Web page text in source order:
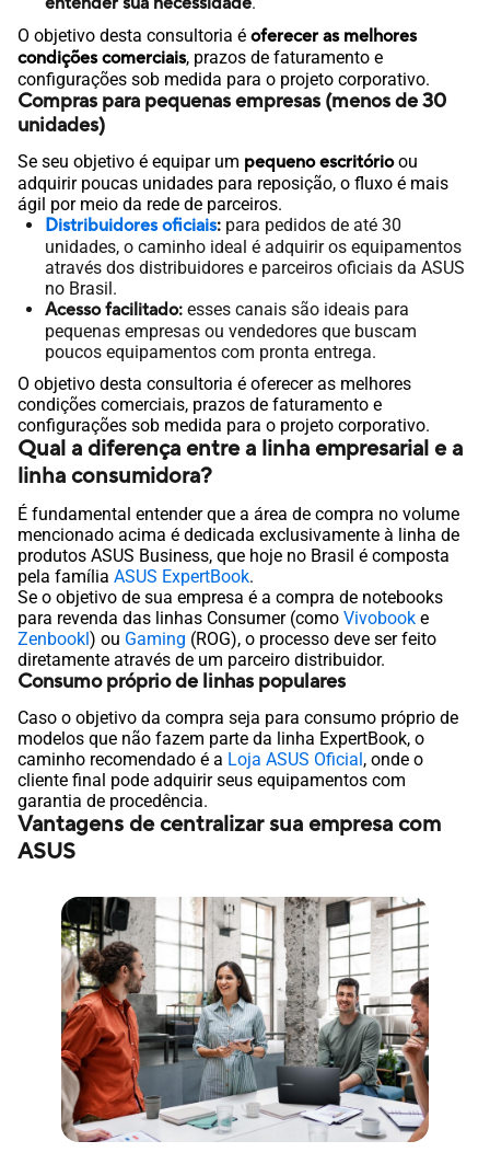
O objetivo desta consultoria é oferecer as melhores
condições comerciais, prazos de faturamento e
configurações sob medida para o projeto corporativo.
Compras para pequenas empresas (menos de 30
unidades)
Se seu objetivo é equipar um pequeno escritórioou
adquirir poucas unidades para reposição, o fluxo é mais
ágil por meio da rede de parceiros.
Distribuidores oficiais: para pedidos de até 30
unidades, o caminho ideal é adquirir os equipamentos
através dos distribuidores e parceiros oficiais da ASUS
no Brasil.
Acesso facilitado: esses canais são ideais para
pequenas empresas ou vendedores que buscam
poucos equipamentos com pronta entrega.
O objetivo desta consultoria é oferecer as melhores
condições comerciais, prazos de faturamento e
configurações sob medida para o projeto corporativo.
Qual a diferença entre a linha empresarial e a
linha consumidora?
É fundamental entender que a área de compra no volume
mencionado acima é dedicada exclusivamente à linha de
produtos ASUS Business, que hoje no Brasil é composta
pela família ASUS ExpertBook.
Se o objetivo de sua empresa é a compra de notebooks
para revenda das linhas Consumer (como Vivobook e
Zenbookl) ou Gaming (ROG), o processo deve ser feito
diretamente através de um parceiro distribuidor.
Consumo próprio de linhas populares
Caso o objetivo da compra seja para consumo próprio de
modelos que não fazem parte da linha ExpertBook, o
caminho recomendado é a Loja ASUS Oficial, onde o
cliente final pode adquirir seus equipamentos com
garantia de procedência.
Vantagens de centralizar sua empresa com
ASUS